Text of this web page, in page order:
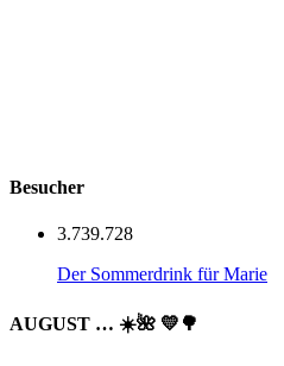
Besucher
3.739.728
Der Sommerdrink für Marie
AUGUST … ☀️🌺 💛🌳